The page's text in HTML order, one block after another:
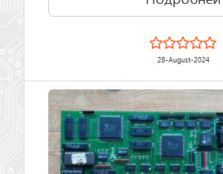
28-August-2024